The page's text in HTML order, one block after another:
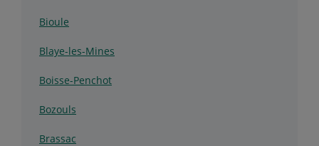
Bioule
Blaye-les-Mines
Boisse-Penchot
Bozouls
Brassac